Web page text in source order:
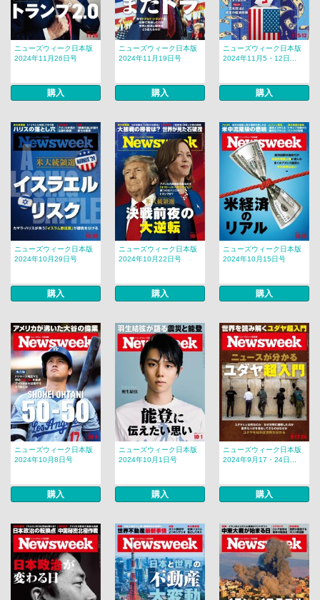
ニューズウィーク日本版
2024年11月26日号
購入
ニューズウィーク日本版
2024年11月19日号
購入
ニューズウィーク日本版
2024年11月5・12日...
購入
ニューズウィーク日本版
2024年10月29日号
購入
ニューズウィーク日本版
2024年10月22日号
購入
ニューズウィーク日本版
2024年10月15日号
購入
ニューズウィーク日本版
2024年10月8日号
購入
ニューズウィーク日本版
2024年10月1日号
購入
ニューズウィーク日本版
2024年9月17・24日...
購入